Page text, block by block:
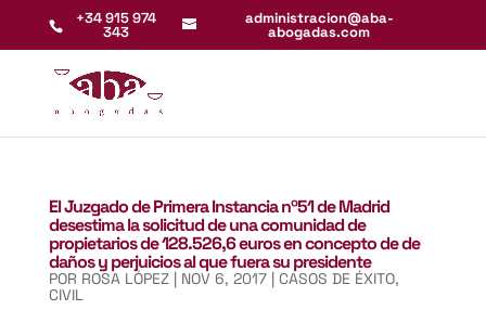
+34 915 974
343
administracion@aba-
abogadas.com
El Juzgado de Primera Instancia nº51 de Madrid
desestima la solicitud de una comunidad de
propietarios de 128.526,6 euros en concepto de de
daños y perjuicios al que fuera su presidente
POR ROSA LÓPEZ| NOV 6, 2017| CASOS DE ÉXITO,
CIVIL